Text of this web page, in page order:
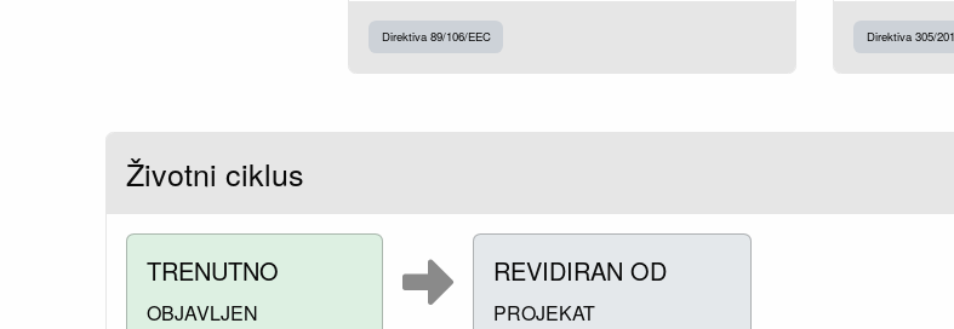
Direktiva 89/106/EEC Direktiva 305/
Životni ciklus
TRENUTNO
OBJAVLJEN
REVIDIRAN OD
PROJEKAT